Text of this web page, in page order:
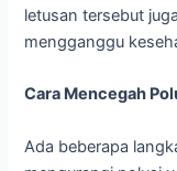
letusan tersebut
mengganggu
Cara Mencegah
Ada beberapa